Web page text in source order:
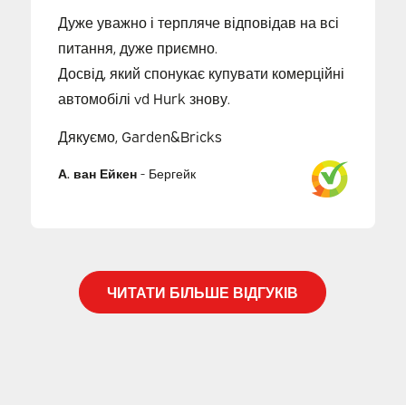
Дуже уважно і терпляче відповідав на всі
питання, дуже приємно.
Досвід, який спонукає купувати комерційні
автомобілі vd Hurk знову.
Дякуємо, Garden&Bricks
А. ван Ейкен- Бергейк
ЧИТАТИ БІЛЬШЕ ВІДГУКІВ